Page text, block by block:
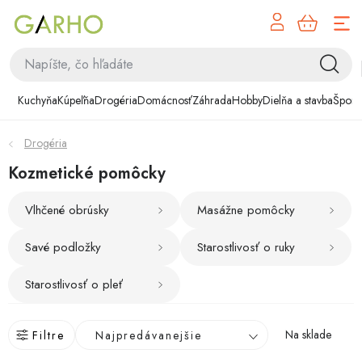
KuchyňaKúpeľňaDrogériaDomácnosťZáhradaHobbyDielňa a stavba
Kuchyňa
Kúpeľňa
Domácnosť
Záhrada
Hobby
Dielňa a stavba
Drogéria
Kozmetické pomôcky
Vlhčené obrúsky Masážne pomôcky
Savé podložky Starostlivosť o ruky
Starostlivosť o pleť
Filtre Najpredávanejšie
Na sklade